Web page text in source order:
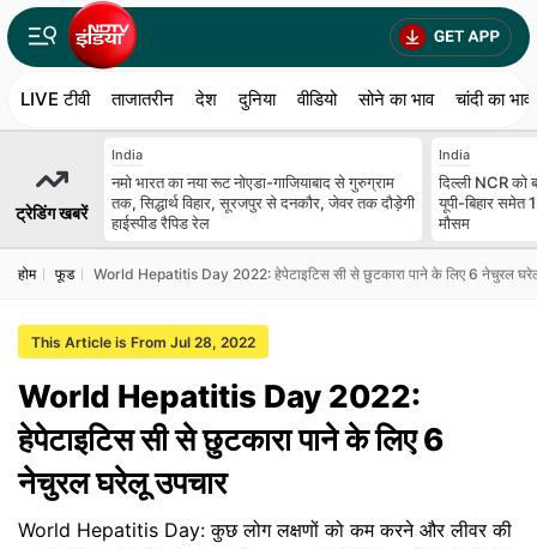
LIVE टीवी ताजातरीन देश दुनिया वीडियो सोने का भाव चांदी का भाव
ट्रेडिंग खबरें
India
नमो भारत का नया रूट नोएडा-गाजियाबाद से गुरुग्राम
तक, सिद्धार्थ विहार, सूरजपुर से दनकौर, जेवर तक दौड़ेगी
हाईस्पीड रैपिड रेल
India
दिल्ली NCR को
यूपी-बिहार समेत
मौसम
होम फूड World Hepatitis Day 2022: हेपेटाइटिस सी से छुटकारा पाने के लिए 6 नेचुरल
This Article is From Jul 28, 2022
World Hepatitis Day 2022:
हेपेटाइटिस सी से छुटकारा पाने के लिए 6
नेचुरल घरेलू उपचार
World Hepatitis Day: कुछ लोग लक्षणों को कम करने और लीवर की